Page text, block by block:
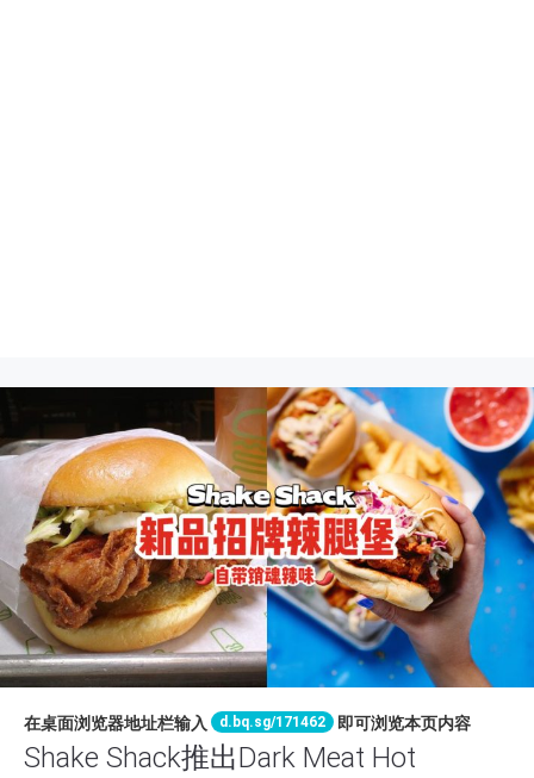
在桌面浏览器地址栏输入 d.bq.sg/171462 即可浏览本页内容
Shake Shack推出Dark Meat Hot